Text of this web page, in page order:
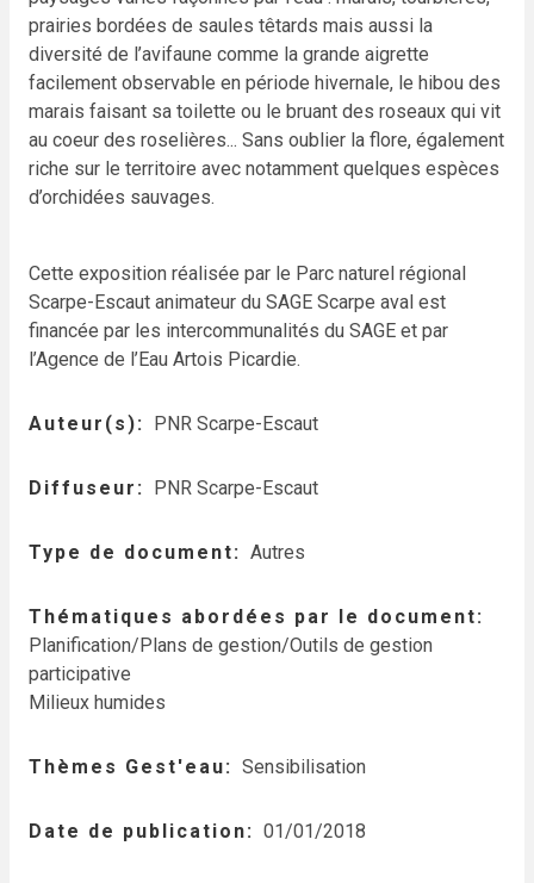
prairies bordées de saules têtards mais aussi la
diversité de l’avifaune comme la grande aigrette
facilement observable en période hivernale, le hibou des
marais faisant sa toilette ou le bruant des roseaux qui vit
au coeur des roselières... Sans oublier la flore, également
riche sur le territoire avec notamment quelques espèces
d’orchidées sauvages.
Cette exposition réalisée par le Parc naturel régional
Scarpe-Escaut animateur du SAGE Scarpe aval est
financée par les intercommunalités du SAGE et par
l’Agence de l’Eau Artois Picardie.
Auteur(s) PNR Scarpe-Escaut
Diffuseur PNR Scarpe-Escaut
Type de document Autres
Thématiques abordées par le document
Planification/Plans de gestion/Outils de gestion
participative
Milieux humides
Thèmes Gest'eau Sensibilisation
Date de publication 01/01/2018